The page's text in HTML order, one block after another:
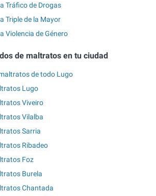
Tráfico de Drogas
Triple de la Mayor
Violencia de Género
de maltratos en tu ciudad
de todo Lugo
Lugo
Viveiro
Vilalba
Sarria
Ribadeo
Foz
Burela
Chantada